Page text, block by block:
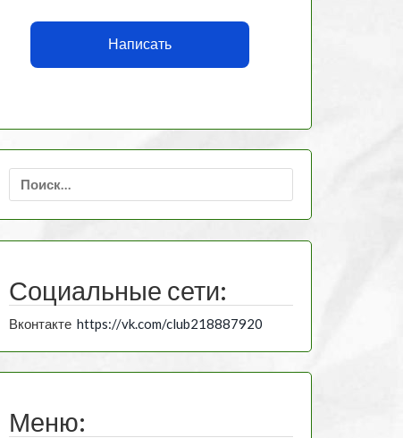
Написать
Найти:
Социальные сети:
Вконтакте https://vk.com/club218887920
Меню: